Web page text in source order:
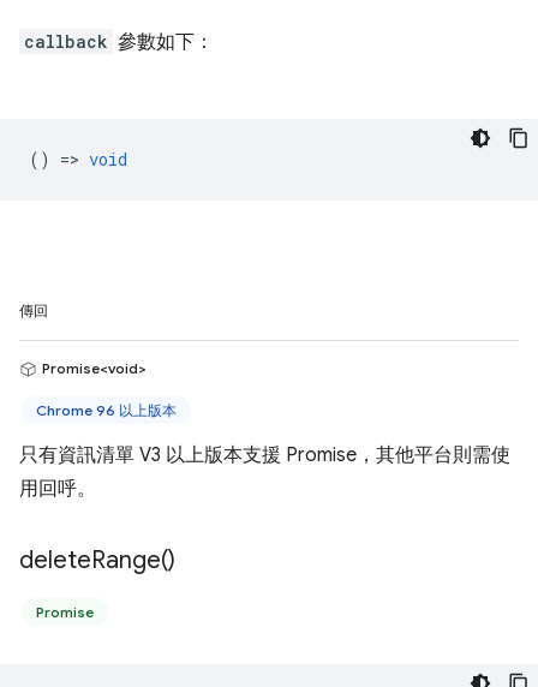
callback 參數如下：
() => void
傳回
Promise<void>
Chrome 96 以上版本
只有資訊清單 V3 以上版本支援 Promise，其他平台則需使
用回呼。
deleteRange()
Promise